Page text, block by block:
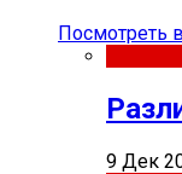
Посмотреть
9 Дек